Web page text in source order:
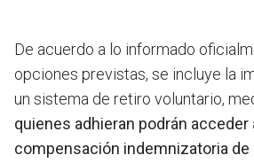
De acuerdo a lo informado
opciones previstas, se incluye la
un sistema de retiro voluntario,
quienes adhieran podrán acceder
compensación indemnizatoria de